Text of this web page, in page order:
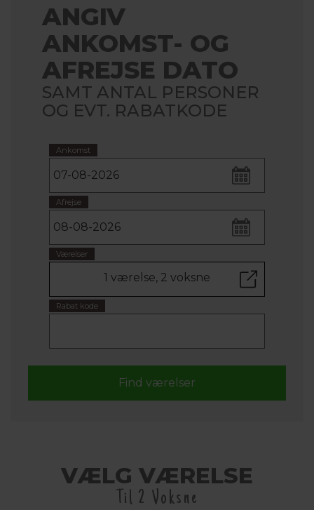
ANGIV
ANKOMST- OG
AFREJSE DATO
SAMT ANTAL PERSONER
OG EVT. RABATKODE
Ankomst
Afrejse
Værelser
1 værelse, 2 voksne
Rabat kode
VÆLG VÆRELSE
Til 2 Voksne